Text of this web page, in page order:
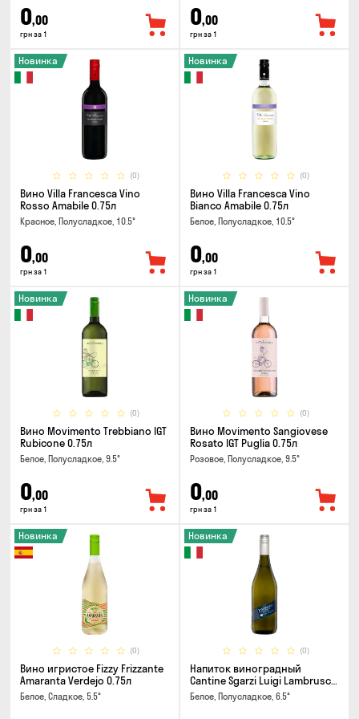
0,00
грн за 1
0,00
грн за 1
(0)
Новинка
Вино Villa Francesca Vino
Rosso Amabile 0.75л
Красное, Полусладкое, 10.5°
0,00
грн за 1
(0)
Новинка
Вино Villa Francesca Vino
Bianco Amabile 0.75л
Белое, Полусладкое, 10.5°
0,00
грн за 1
(0)
Новинка
Вино Movimento Trebbiano IGT
Rubicone 0.75л
Белое, Полусладкое, 9.5°
0,00
грн за 1
(0)
Новинка
Вино Movimento Sangiovese
Rosato IGT Puglia 0.75л
Розовое, Полусладкое, 9.5°
0,00
грн за 1
(0)
Новинка
Вино игристое Fizzy Frizzante
Amaranta Verdejo 0.75л
Белое, Сладкое, 5.5°
(0)
Новинка
Напиток виноградный
Cantine Sgarzi Luigi Lambrusco
IGT Emilia Bianca Frizziante
0.75л
Белое, Полусладкое, 6.5°